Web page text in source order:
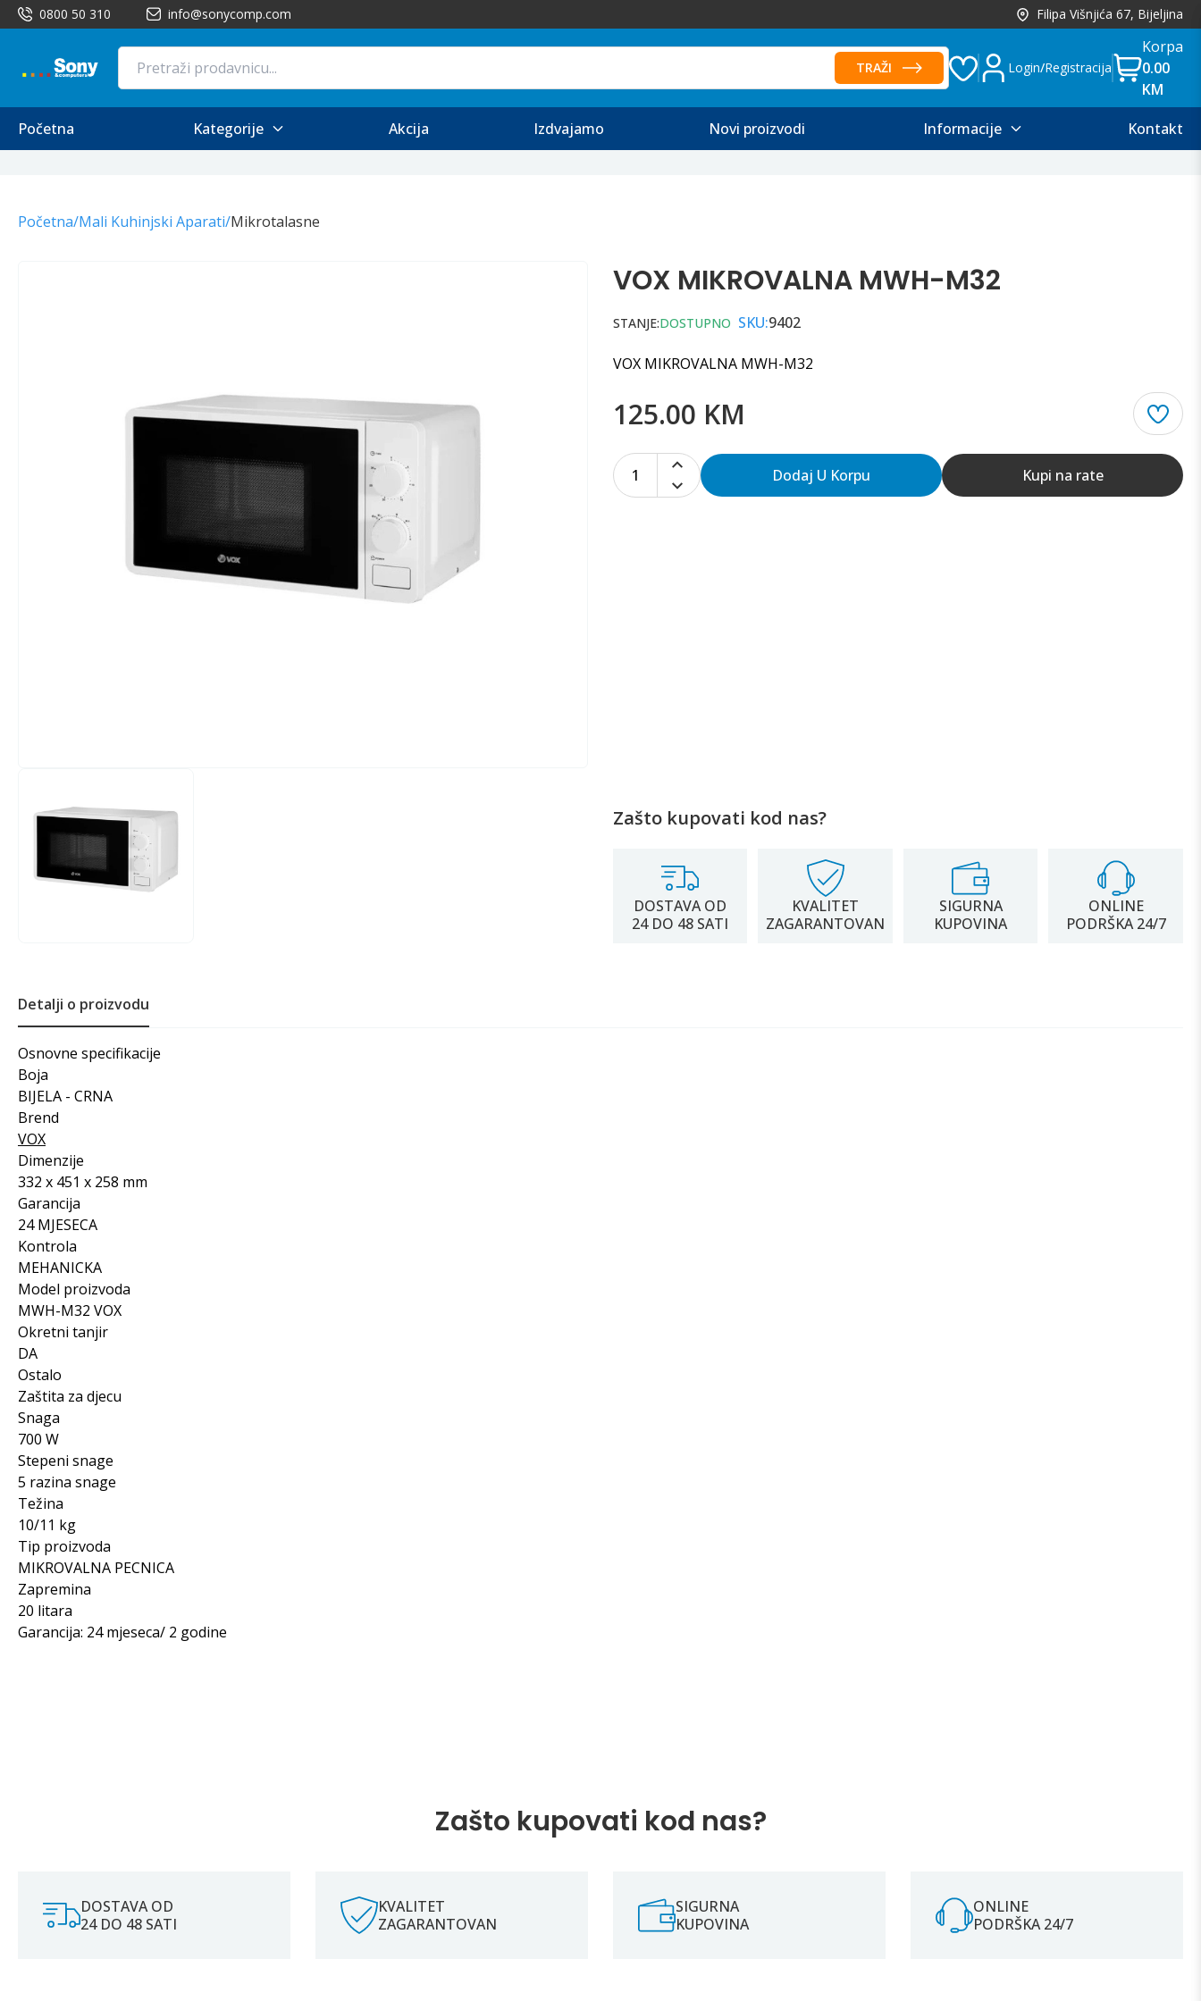
0800 50 310 info@sonycomp.com Filipa Višnjića 67, Bijeljina
TRAŽI Login/Registracija
Korpa
0.00
KM
Početna
Kategorije Akcija Izdvajamo Novi proizvodi Informacije Kontakt
Početna/Mali Kuhinjski Aparati/Mikrotalasne
VOX MIKROVALNA MWH-M32
STANJE:DOSTUPNO SKU:9402
VOX MIKROVALNA MWH-M32
125.00 KM
1 Dodaj U Korpu Kupi na rate
Zašto kupovati kod nas?
DOSTAVA OD
24 DO 48 SATI
KVALITET
ZAGARANTOVAN
SIGURNA
KUPOVINA
ONLINE
PODRŠKA 24/7
Detalji o proizvodu
Osnovne specifikacije
Boja
BIJELA - CRNA
Brend
VOX
Dimenzije
332 x 451 x 258 mm
Garancija
24 MJESECA
Kontrola
MEHANICKA
Model proizvoda
MWH-M32 VOX
Okretni tanjir
DA
Ostalo
Zaštita za djecu
Snaga
700 W
Stepeni snage
5 razina snage
Težina
10/11 kg
Tip proizvoda
MIKROVALNA PECNICA
Zapremina
20 litara
Garancija: 24 mjeseca/ 2 godine
Zašto kupovati kod nas?
DOSTAVA OD
24 DO 48 SATI
KVALITET
ZAGARANTOVAN
SIGURNA
KUPOVINA
ONLINE
PODRŠKA 24/7